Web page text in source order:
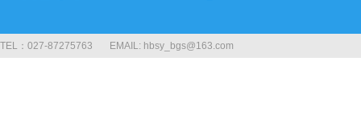
TEL：027-87275763 EMAIL: hbsy_bgs@163.com